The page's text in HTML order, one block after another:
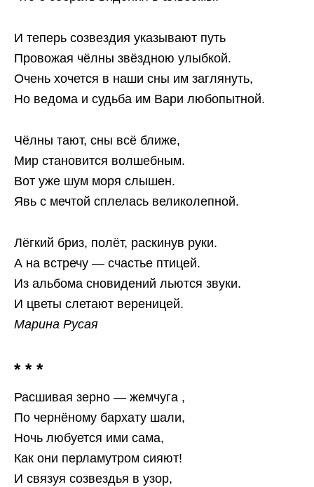
И теперь созвездия указывают путь
Провожая чёлны звёздною улыбкой.
Очень хочется в наши сны им заглянуть,
Но ведома и судьба им Вари любопытной.
Чёлны тают, сны всё ближе,
Мир становится волшебным.
Вот уже шум моря слышен.
Явь с мечтой сплелась великолепной.
Лёгкий бриз, полёт, раскинув руки.
А на встречу — счастье птицей.
Из альбома сновидений льются звуки.
И цветы слетают вереницей.
Марина Русая
* * *
Расшивая зерно — жемчуга ,
По чернёному бархату шали,
Ночь любуется ими сама,
Как они перламутром сияют!
И связуя созвездья в узор,